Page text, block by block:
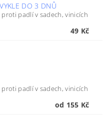
DO 3 DNŮ
padlí v sadech, vinicích
49 Kč
padlí v sadech, vinicích
od 155 Kč